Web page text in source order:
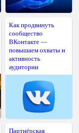
Как продвинуть
сообщество
ВКонтакте —
повышаем охваты и
активность
аудитории
Партнёрская